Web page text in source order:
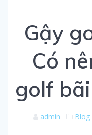
Gậy
Có
golf
admin Blog